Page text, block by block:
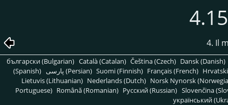
4. Il
български (Bulgarian) Català (Catalan) Čeština (Czech) Dansk (Danish)
(Spanish)
پارسی (Persian) Suomi (Finnish) Français (French)
Lietuvis (Lithuanian) Nederlands (Dutch) Norsk Nynorsk
Portuguese) Română (Romanian) Pусский (Russian) Slovenčina
український